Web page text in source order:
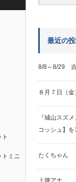
トミニ
最近の
8/8～8/29
８月７日（
『城山スズ
コッシュ】を
たくちゃん
上塘アナ